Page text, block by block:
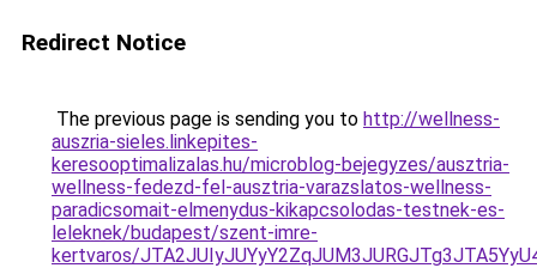
Redirect Notice
The previous page is sending you to http://wellness-
auszria-sieles.linkepites-
keresooptimalizalas.hu/microblog-bejegyzes/ausztria-
wellness-fedezd-fel-ausztria-varazslatos-wellness-
paradicsomait-elmenydus-kikapcsolodas-testnek-es-
leleknek/budapest/szent-imre-
kertvaros/